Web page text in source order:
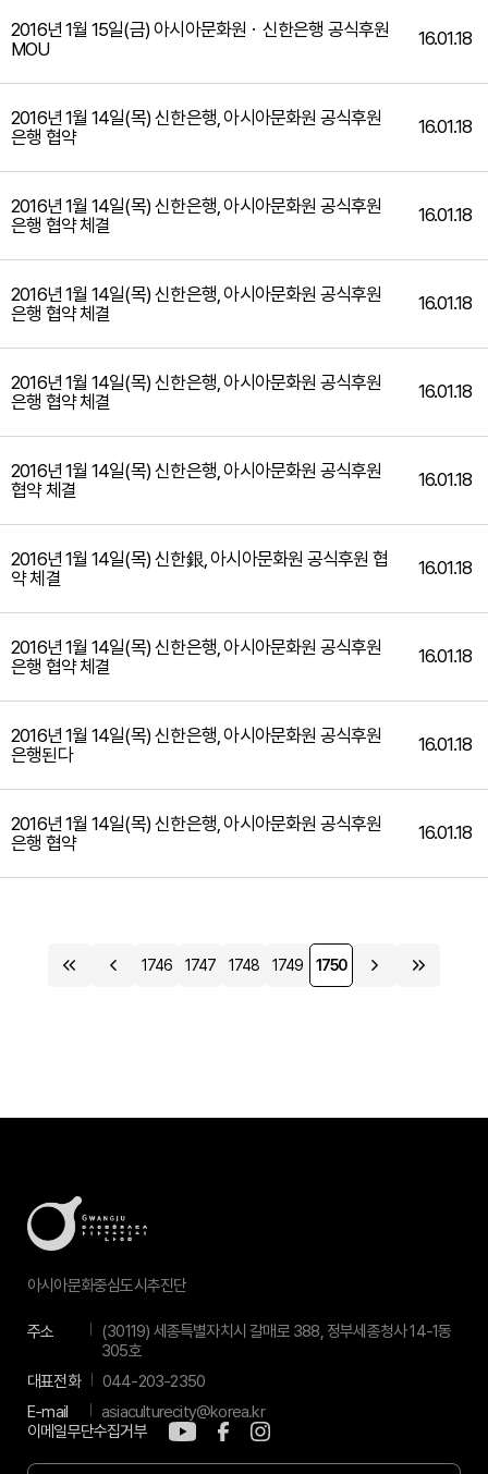
2016년 1월 15일(금) 아시아문화원ㆍ신한은행 공식후원
MOU
16.01.18
2016년 1월 14일(목) 신한은행, 아시아문화원 공식후원
은행 협약
16.01.18
2016년 1월 14일(목) 신한은행, 아시아문화원 공식후원
은행 협약 체결
16.01.18
2016년 1월 14일(목) 신한은행, 아시아문화원 공식후원
은행 협약 체결
16.01.18
2016년 1월 14일(목) 신한은행, 아시아문화원 공식후원
은행 협약 체결
16.01.18
2016년 1월 14일(목) 신한은행, 아시아문화원 공식후원
협약 체결
16.01.18
2016년 1월 14일(목) 신한銀, 아시아문화원 공식후원 협
약 체결
16.01.18
2016년 1월 14일(목) 신한은행, 아시아문화원 공식후원
은행 협약 체결
16.01.18
2016년 1월 14일(목) 신한은행, 아시아문화원 공식후원
은행된다
16.01.18
2016년 1월 14일(목) 신한은행, 아시아문화원 공식후원
은행 협약
16.01.18
1746 1747 1748 1749 1750
아시아문화중심도시추진단
주소
(30119) 세종특별자치시 갈매로 388, 정부세종청사 14-1동
305호
대표전화
044-203-2350
E-mail
asiaculturecity@korea.kr
이메일무단수집거부